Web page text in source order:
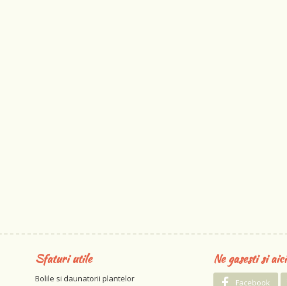
Sfaturi utile
Bolile si daunatorii plantelor
Ne gasesti si aici
Facebook